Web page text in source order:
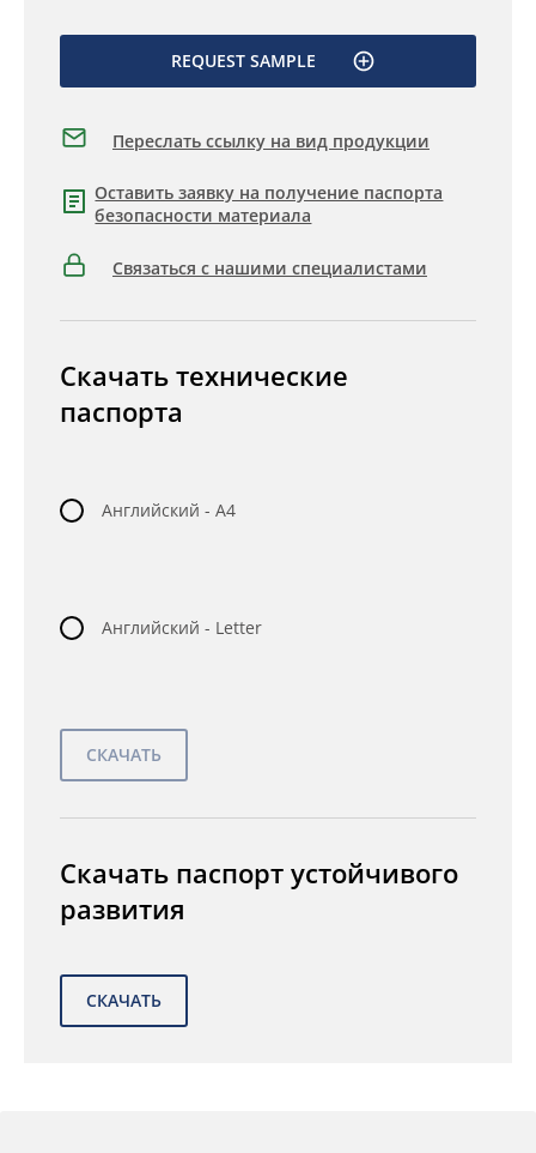
REQUEST SAMPLE
Переслать ссылку на вид продукции
Оставить заявку на получение паспорта
безопасности материала
Связаться с нашими специалистами
Скачать технические
паспорта
Английский - A4
Английский - Letter
Скачать паспорт устойчивого
развития